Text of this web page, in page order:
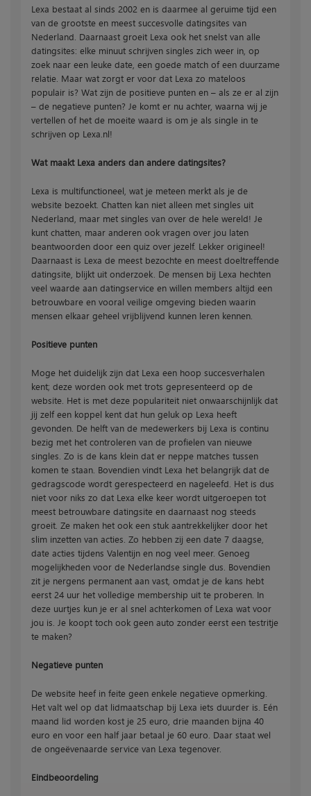
Lexa bestaat al sinds 2002 en is daarmee al geruime tijd een
van de grootste en meest succesvolle datingsites van
Nederland. Daarnaast groeit Lexa ook het snelst van alle
datingsites: elke minuut schrijven singles zich weer in, op
zoek naar een leuke date, een goede match of een duurzame
relatie. Maar wat zorgt er voor dat Lexa zo mateloos
populair is? Wat zijn de positieve punten en – als ze er al zijn
– de negatieve punten? Je komt er nu achter, waarna wij je
vertellen of het de moeite waard is om je als single in te
schrijven op Lexa.nl!
Wat maakt Lexa anders dan andere datingsites?
Lexa is multifunctioneel, wat je meteen merkt als je de
website bezoekt. Chatten kan niet alleen met singles uit
Nederland, maar met singles van over de hele wereld! Je
kunt chatten, maar anderen ook vragen over jou laten
beantwoorden door een quiz over jezelf. Lekker origineel!
Daarnaast is Lexa de meest bezochte en meest doeltreffende
datingsite, blijkt uit onderzoek. De mensen bij Lexa hechten
veel waarde aan datingservice en willen members altijd een
betrouwbare en vooral veilige omgeving bieden waarin
mensen elkaar geheel vrijblijvend kunnen leren kennen.
Positieve punten
Moge het duidelijk zijn dat Lexa een hoop succesverhalen
kent; deze worden ook met trots gepresenteerd op de
website. Het is met deze populariteit niet onwaarschijnlijk dat
jij zelf een koppel kent dat hun geluk op Lexa heeft
gevonden. De helft van de medewerkers bij Lexa is continu
bezig met het controleren van de profielen van nieuwe
singles. Zo is de kans klein dat er neppe matches tussen
komen te staan. Bovendien vindt Lexa het belangrijk dat de
gedragscode wordt gerespecteerd en nageleefd. Het is dus
niet voor niks zo dat Lexa elke keer wordt uitgeroepen tot
meest betrouwbare datingsite en daarnaast nog steeds
groeit. Ze maken het ook een stuk aantrekkelijker door het
slim inzetten van acties. Zo hebben zij een date 7 daagse,
date acties tijdens Valentijn en nog veel meer. Genoeg
mogelijkheden voor de Nederlandse single dus. Bovendien
zit je nergens permanent aan vast, omdat je de kans hebt
eerst 24 uur het volledige membership uit te proberen. In
deze uurtjes kun je er al snel achterkomen of Lexa wat voor
jou is. Je koopt toch ook geen auto zonder eerst een testritje
te maken?
Negatieve punten
De website heef in feite geen enkele negatieve opmerking.
Het valt wel op dat lidmaatschap bij Lexa iets duurder is. Eén
maand lid worden kost je 25 euro, drie maanden bijna 40
euro en voor een half jaar betaal je 60 euro. Daar staat wel
de ongeëvenaarde service van Lexa tegenover.
Eindbeoordeling